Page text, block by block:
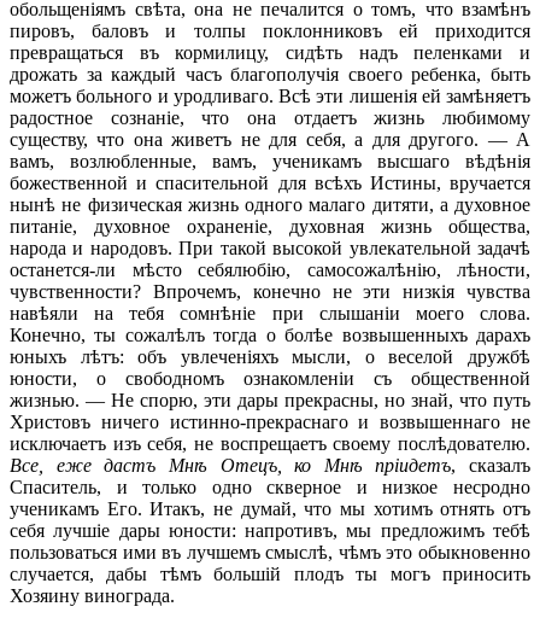
обольщеніямъ свѣта, она не печалится о томъ, что взамѣнъ
пировъ, баловъ и толпы поклонниковъ ей приходится
превращаться въ кормилицу, сидѣть надъ пеленками и
дрожать за каждый часъ благополучія своего ребенка, быть
можетъ больного и уродливаго. Всѣ эти лишенія ей замѣняетъ
радостное сознаніе, что она отдаетъ жизнь любимому
существу, что она живетъ не для себя, а для другого. — А
вамъ, возлюбленные, вамъ, ученикамъ высшаго вѣдѣнія
божественной и спасительной для всѣхъ Истины, вручается
нынѣ не физическая жизнь одного малаго дитяти, а духовное
питаніе, духовное охраненіе, духовная жизнь общества,
народа и народовъ. При такой высокой увлекательной задачѣ
останется-ли мѣсто себялюбію, самосожалѣнію, лѣности,
чувственности? Впрочемъ, конечно не эти низкія чувства
навѣяли на тебя сомнѣніе при слышаніи моего слова.
Конечно, ты сожалѣлъ тогда о болѣе возвышенныхъ дарахъ
юныхъ лѣтъ: объ увлеченіяхъ мысли, о веселой дружбѣ
юности, о свободномъ ознакомленіи съ общественной
жизнью. — Не спорю, эти дары прекрасны, но знай, что путь
Христовъ ничего истинно-прекраснаго и возвышеннаго не
исключаетъ изъ себя, не воспрещаетъ своему послѣдователю.
Все, еже дастъ Мнѣ Отецъ, ко Мнѣ пріидетъ, сказалъ
Спаситель, и только одно скверное и низкое несродно
ученикамъ Его. Итакъ, не думай, что мы хотимъ отнять отъ
себя лучшіе дары юности: напротивъ, мы предложимъ тебѣ
пользоваться ими въ лучшемъ смыслѣ, чѣмъ это обыкновенно
случается, дабы тѣмъ большій плодъ ты могъ приносить
Хозяину винограда.